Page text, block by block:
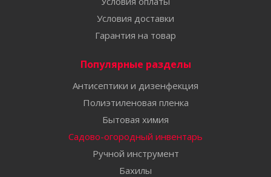
Условия доставки
Гарантия на товар
Популярные разделы
Антисептики и дизенфекция
Полиэтиленовая пленка
Бытовая химия
Садово-огородный инвентарь
Ручной инструмент
Бахилы